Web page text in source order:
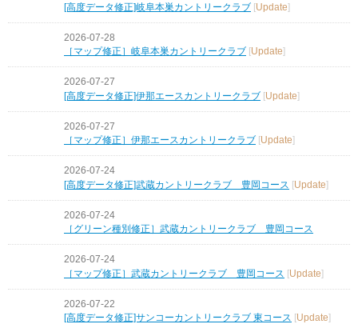
[高度データ修正]岐阜本巣カントリークラブ [Update]
2026-07-28
［マップ修正］岐阜本巣カントリークラブ
Update
2026-07-27
[高度データ修正]伊那エースカントリークラブ [Update]
2026-07-27
［マップ修正］伊那エースカントリークラブ
Update
2026-07-24
[高度データ修正]武蔵カントリークラブ 豊岡コース [Update]
2026-07-24
［グリーン種別修正］武蔵カントリークラブ 豊岡コース
2026-07-24
［マップ修正］武蔵カントリークラブ 豊岡コース [Update]
2026-07-22
[高度データ修正]サンコーカントリークラブ 東コース [Update]